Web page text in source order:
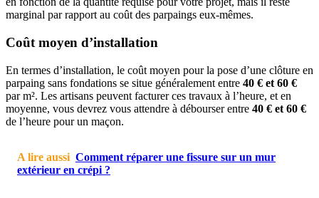
marginal par rapport au coût des parpaings eux-mêmes.
Coût moyen d’installation
En termes d’installation, le coût moyen pour la pose d’une clôture en
parpaing sans fondations se situe généralement entre 40 € et 60 €
par m². Les artisans peuvent facturer ces travaux à l’heure, et en
moyenne, vous devrez vous attendre à débourser entre 40 € et 60 €
de l’heure pour un maçon.
A lire aussi Comment réparer une fissure sur un mur
extérieur en crépi ?